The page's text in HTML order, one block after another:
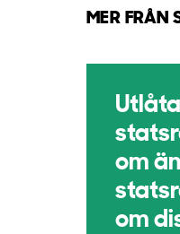
MER FRÅN
om
om